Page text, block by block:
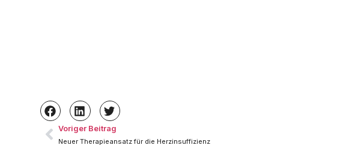
Voriger Beitrag
Neuer Therapieansatz für die Herzinsuffizienz